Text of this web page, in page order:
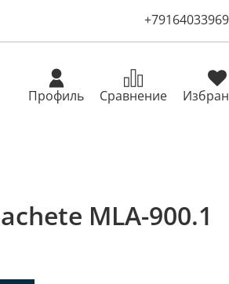
+79164033969
Профиль Сравнение
MLA-900.1